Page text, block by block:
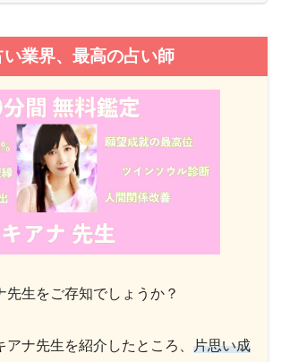
い業界、最高の占い師
先生をご存知でしょうか？
アナ先生を紹介したところ、 片思い成